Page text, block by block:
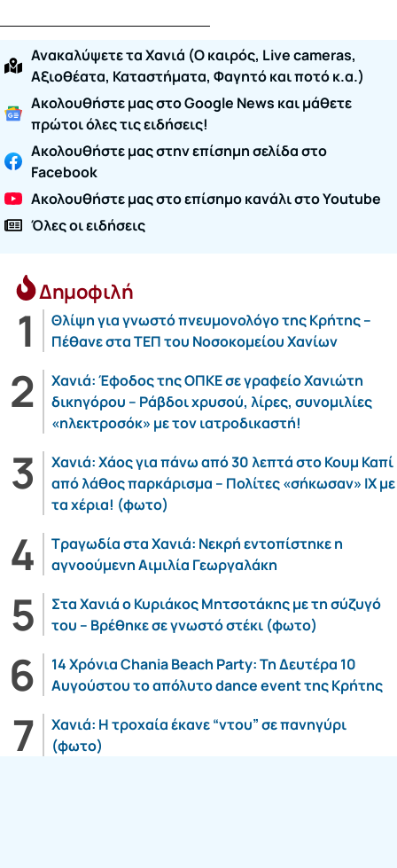
Ανακαλύψετε τα Χανιά (O καιρός, Live cameras,
Αξιοθέατα, Καταστήματα, Φαγητό και ποτό κ.α.)
Ακολουθήστε μας στο Google News και μάθετε
πρώτοι όλες τις ειδήσεις!
Ακολουθήστε μας στην επίσημη σελίδα στο
Facebook
Ακολουθήστε μας στο επίσημο κανάλι στο Youtube
Όλες οι ειδήσεις
Δημοφιλή
Θλίψη για γνωστό πνευμονολόγο της Κρήτης –
Πέθανε στα ΤΕΠ του Νοσοκομείου Χανίων
Χανιά: Έφοδος της ΟΠΚΕ σε γραφείο Χανιώτη
δικηγόρου – Ράβδοι χρυσού, λίρες, συνομιλίες
«ηλεκτροσόκ» με τον ιατροδικαστή!
Χανιά: Χάος για πάνω από 30 λεπτά στο Κουμ Καπί
από λάθος παρκάρισμα – Πολίτες «σήκωσαν» ΙΧ με
τα χέρια! (φωτο)
Τραγωδία στα Χανιά: Νεκρή εντοπίστηκε η
αγνοούμενη Αιμιλία Γεωργαλάκη
Στα Χανιά ο Κυριάκος Μητσοτάκης με τη σύζυγό
του – Βρέθηκε σε γνωστό στέκι (φωτο)
14 Χρόνια Chania Beach Party: Τη Δευτέρα 10
Αυγούστου το απόλυτο dance event της Κρήτης
Χανιά: Η τροχαία έκανε “ντου” σε πανηγύρι
(φωτο)